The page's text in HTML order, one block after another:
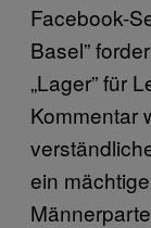
Facebook-
Basel”
„Lager” für
Kommentar
ein